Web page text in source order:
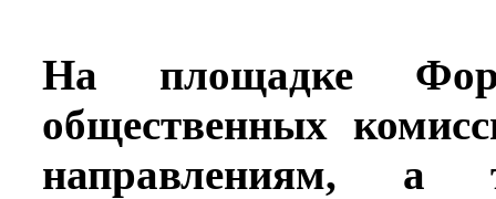
На площадке
общественных
направлениям, а